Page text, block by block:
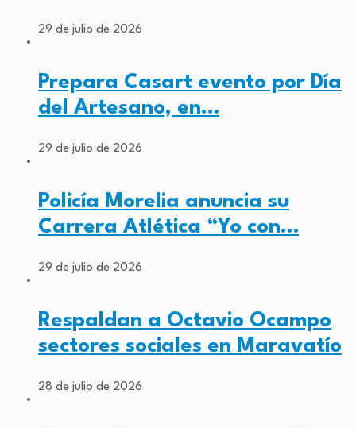
29 de julio de 2026
Prepara Casart evento por Día
del Artesano, en…
29 de julio de 2026
Policía Morelia anuncia su
Carrera Atlética “Yo con…
29 de julio de 2026
Respaldan a Octavio Ocampo
sectores sociales en Maravatío
28 de julio de 2026